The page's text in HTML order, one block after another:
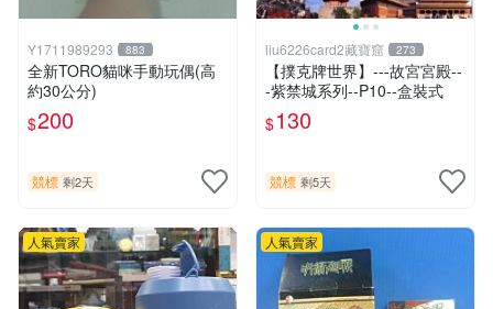
Y1711989293 883
全新TORO貓咪手動玩偶(高
約30公分)
$200
競標 剩2天
liu6226card2藏寶窟 273
【撲克牌世界】---故宮宮殿--
-紫禁城系列--P10--盒裝式
$130
競標 剩5天
人氣賣家 人氣賣家